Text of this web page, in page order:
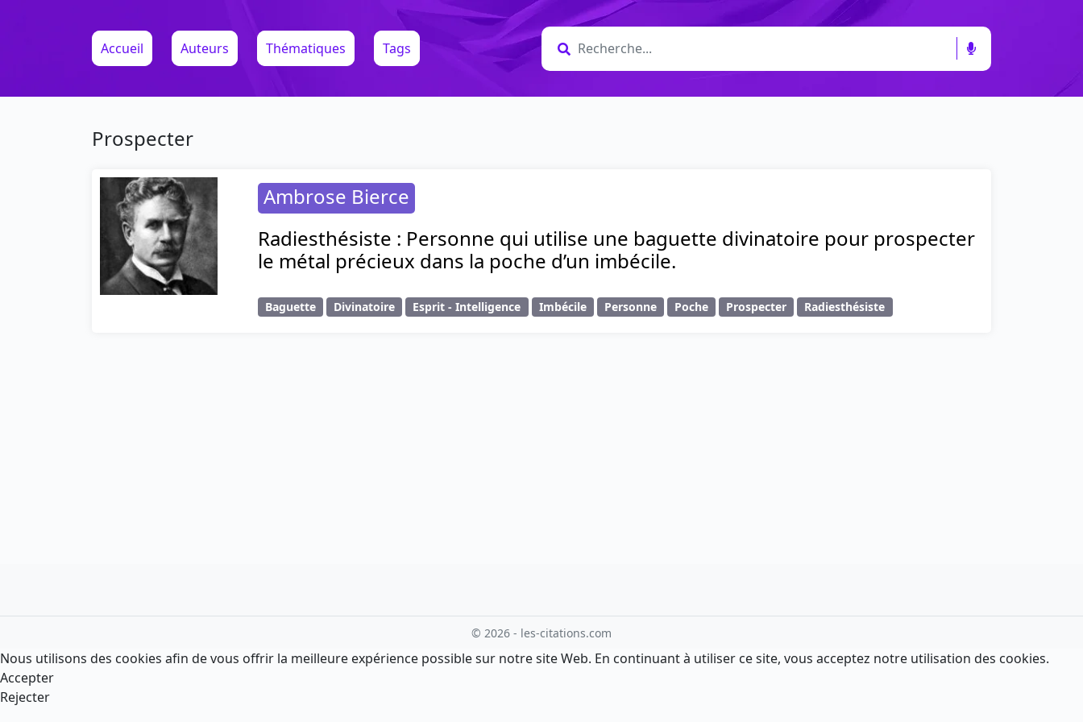
Accueil Auteurs Thématiques Tags
Prospecter
Ambrose Bierce
Radiesthésiste : Personne qui utilise une baguette divinatoire pour prospecter
le métal précieux dans la poche d’un imbécile.
Baguette Divinatoire Esprit - Intelligence Imbécile Personne Poche Prospecter Radiesthésiste
© 2026 - les-citations.com
Nous utilisons des cookies afin de vous offrir la meilleure expérience possible sur notre site Web. En continuant à utiliser ce site, vous acceptez notre utilisation des cookies.
Accepter
Rejecter